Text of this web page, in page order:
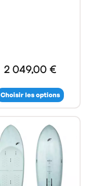
2 049,00 €
Choisir les options